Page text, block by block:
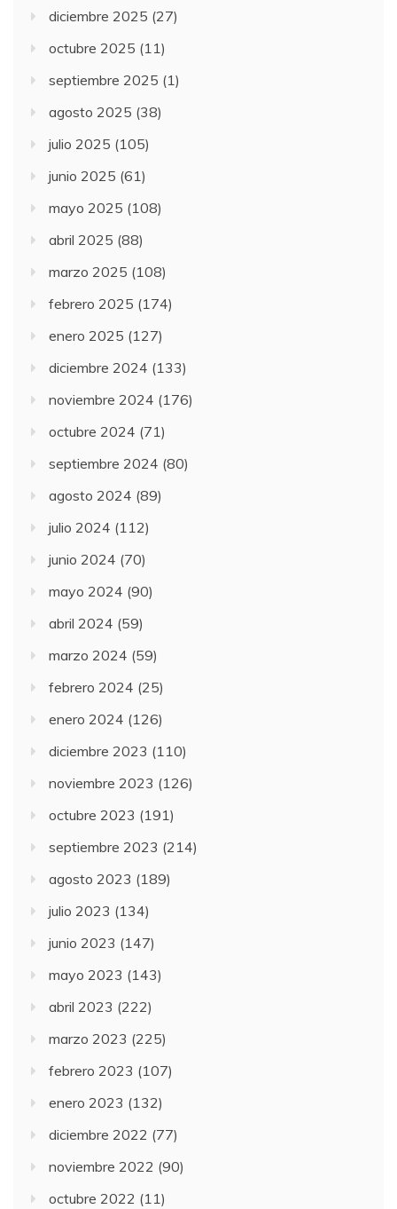
diciembre 2025 (27)
octubre 2025 (11)
septiembre 2025 (1)
agosto 2025 (38)
julio 2025 (105)
junio 2025 (61)
mayo 2025 (108)
abril 2025 (88)
marzo 2025 (108)
febrero 2025 (174)
enero 2025 (127)
diciembre 2024 (133)
noviembre 2024 (176)
octubre 2024 (71)
septiembre 2024 (80)
agosto 2024 (89)
julio 2024 (112)
junio 2024 (70)
mayo 2024 (90)
abril 2024 (59)
marzo 2024 (59)
febrero 2024 (25)
enero 2024 (126)
diciembre 2023 (110)
noviembre 2023 (126)
octubre 2023 (191)
septiembre 2023 (214)
agosto 2023 (189)
julio 2023 (134)
junio 2023 (147)
mayo 2023 (143)
abril 2023 (222)
marzo 2023 (225)
febrero 2023 (107)
enero 2023 (132)
diciembre 2022 (77)
noviembre 2022 (90)
octubre 2022 (11)